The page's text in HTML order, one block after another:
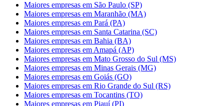
Maiores empresas em São Paulo (SP)
Maiores empresas em Maranhão (MA)
Maiores empresas em Pará (PA)
Maiores empresas em Santa Catarina (SC)
Maiores empresas em Bahia (BA)
Maiores empresas em Amapá (AP)
Maiores empresas em Mato Grosso do Sul (MS)
Maiores empresas em Minas Gerais (MG)
Maiores empresas em Goiás (GO)
Maiores empresas em Rio Grande do Sul (RS)
Maiores empresas em Tocantins (TO)
Maiores empresas em Piauí (PI)